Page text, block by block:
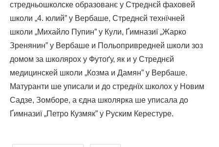
стредньошколске образованє у Стреднєй фаховей
школи „4. юлий” у Вербаше, Стреднєй технїчней
школи „Михайло Пупин” у Кули, Ґимназиї „Жарко
Зренянин” у Вербаше и Польопривредней школи зоз
домом за школярох у Футоґу, як и у Стреднєй
медицинскей школи „Козма и Дамян” у Вербаше.
Матуранти ше уписали и до стреднїх школох у Новим
Садзе, Зомборе, а єдна школярка ше уписала до
Ґимназиї „Петро Кузмяк” у Руским Керестуре.